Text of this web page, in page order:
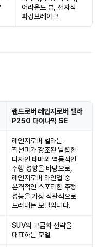
어라운드 뷰, 전자식
파킹브레이크
랜드로버 레인지로버 벨라
P250 다이나믹 SE
레인지로버 벨라는
직선미가 강조된 날렵한
디자인 테마와 역동적인
주행 성향을 바탕으로,
레인지로버 라인업 중
본격적인 스포티한 주행
성능을 가장 직관적으로
드러내는 모델입니다.
SUV의 고급화 전략을
대표하는 모델